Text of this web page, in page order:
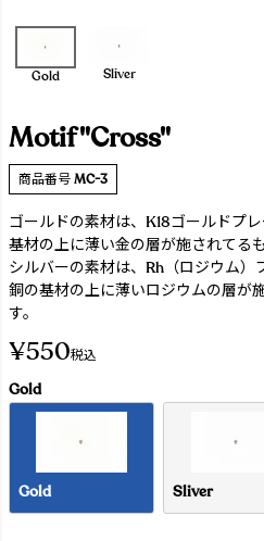
Gold Sliver
Motif "Cross"
商品番号 MC-3
ゴールドの素材は、K18ゴールドプ
基材の上に薄い金の層が施されてる
シルバーの素材は、Rh（ロジウム）
銅の基材の上に薄いロジウムの層が
す。
¥550税込
Gold
Gold Sliver